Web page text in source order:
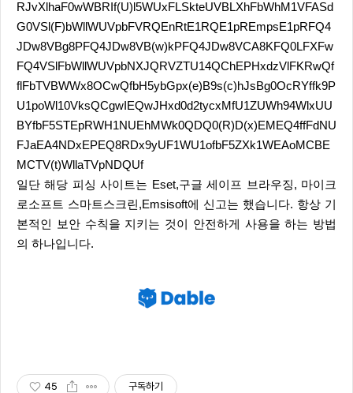
RJvXlhaF0wWBRIf(U)l5WUxFLSkteUVBLXhFbWhM1VFASd
G0VSl(F)bWllWUVpbFVRQEnRtE1RQE1pREmpsE1pRFQ4
JDw8VBg8PFQ4JDw8VB(w)kPFQ4JDw8VCA8KFQ0LFXFw
FQ4VSlFbWllWUVpbNXJQRVZTU14QChEPHxdzVlFKRwQf
flFbTVBWWx8OCwQfbH5ybGpx(e)B9s(c)hJsBg0OcRYffk9P
U1poWl10VksQCgwIEQwJHxd0d2tycxMfU1ZUWh94WlxUU
BYfbF5STEpRWH1NUEhMWk0QDQ0(R)D(x)EMEQ4ffFdNU
FJaEA4NDxEPEQ8RDx9yUF1WU1ofbF5ZXk1WEAoMCBE
MCTV(t)WllaTVpNDQUf
일단 해당 피싱 사이트는 Eset,구글 세이프 브라우징, 마이크
로소프트 스마트스크린,Emsisoft에 신고는 했습니다. 항상 기
본적인 보안 수칙을 지키는 것이 안전하게 사용을 하는 방법
의 하나입니다.
45 구독하기